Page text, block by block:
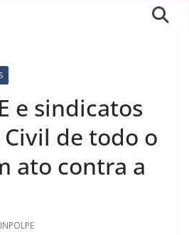
e sindicatos
de todo o
ato contra a